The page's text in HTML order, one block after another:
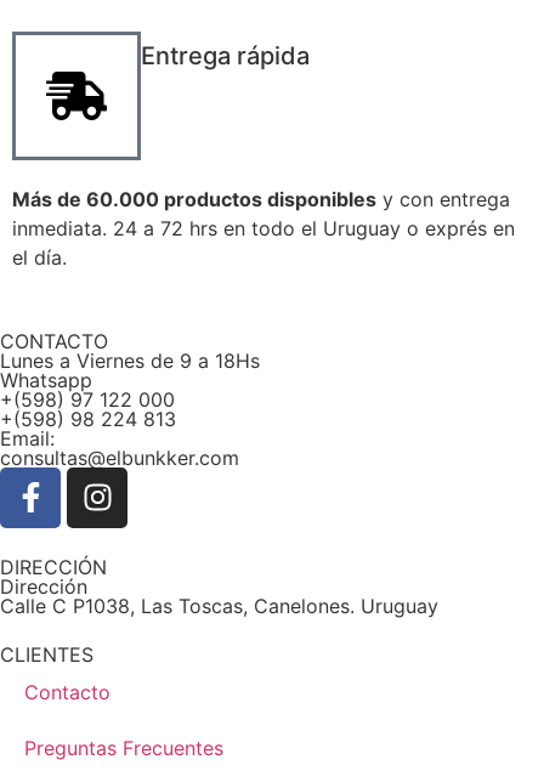
Entrega rápida
Más de 60.000 productos disponibles y con entrega
inmediata. 24 a 72 hrs en todo el Uruguay o exprés en
el día.
CONTACTO
Lunes a Viernes de 9 a 18Hs
Whatsapp
+(598) 97 122 000
+(598) 98 224 813
Email:
consultas@elbunkker.com
DIRECCIÓN
Dirección
Calle C P1038, Las Toscas, Canelones. Uruguay
CLIENTES
Contacto
Preguntas Frecuentes